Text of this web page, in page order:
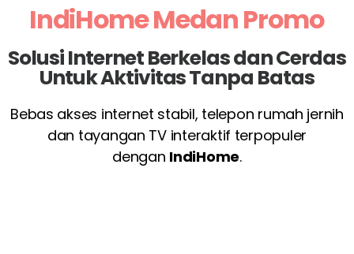
IndiHome Medan Promo
Solusi Internet Berkelas dan Cerdas
Untuk Aktivitas Tanpa Batas
Bebas akses internet stabil, telepon rumah jernih
dan tayangan TV interaktif terpopuler
dengan IndiHome.